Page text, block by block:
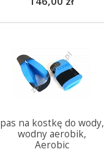
pas na kostkę do wody,
wodny aerobik,
Aerobic